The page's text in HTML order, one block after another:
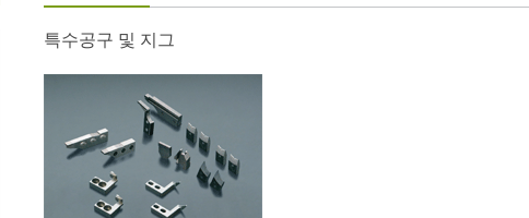
특수공구 및 지그